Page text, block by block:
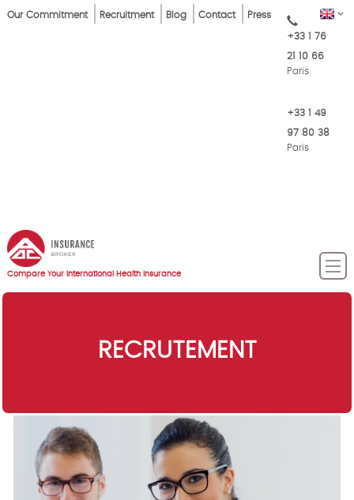
Skip
EN
Top
Our Commitment Recruitment Blog Contact Press
+33 1 76
21 10 66
Paris
+33 1 49
97 80 38
Paris
Compare Your International Health Insurance
RECRUTEMENT